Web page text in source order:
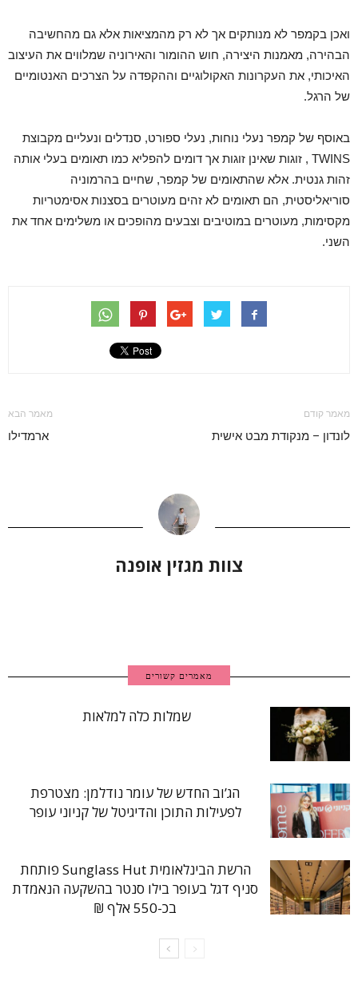
ואכן בקמפר לא מנותקים אך לא רק מהמציאות אלא גם מהחשיבה
הבהירה, מאמנות היצירה, חוש ההומור והאירוניה שמלווים את העיצוב
האיכותי, את העקרונות האקולוגיים וההקפדה על הצרכים האנטומיים
של הרגל.
באוסף של קמפר נעלי נוחות, נעלי ספורט, סנדלים ונעליים מקבוצת
TWINS , זוגות שאינן זוגות אך דומים להפליא כמו תאומים בעלי אותה
זהות גנטית. אלא שהתאומים של קמפר, שחיים בהרמוניה
סוריאליסטית, הם תאומים לא זהים מעוטרים בסצנות אסימטריות
מקסימות, מעוטרים במוטיבים וצבעים מהופכים או משלימים אחד את
השני.
מאמר קודם
לונדון – מנקודת מבט אישית
מאמר הבא
ארמדילו
צוות מגזין אופנה
מאמרים קשורים
שמלות כלה למלאות
הג’וב החדש של עומר נודלמן: מצטרפת
לפעילות התוכן והדיגיטל של קניוני עופר
הרשת הבינלאומית Sunglass Hut פותחת
סניף דגל בעופר בילו סנטר בהשקעה הנאמדת
בכ-550 אלף ₪